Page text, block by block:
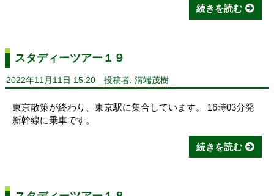
続きを読む
スタディーツアー１９
2022年11月11日 15:20 投稿者: 溝端茂樹
東京散策が終わり、東京駅に集合しています。 16時03分発
新幹線に乗車です。
続きを読む